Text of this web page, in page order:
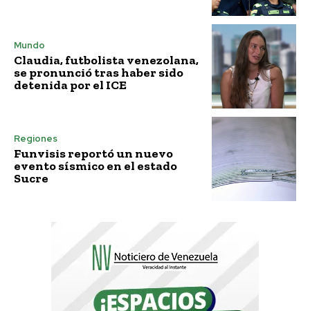
Mundo
Claudia, futbolista venezolana,
se pronunció tras haber sido
detenida por el ICE
Regiones
Funvisis reportó un nuevo
evento sísmico en el estado
Sucre